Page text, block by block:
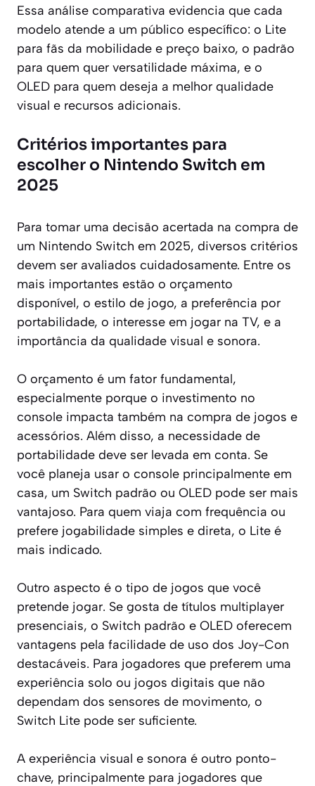
Essa análise comparativa evidencia que cada
modelo atende a um público específico: o Lite
para fãs da mobilidade e preço baixo, o padrão
para quem quer versatilidade máxima, e o
OLED para quem deseja a melhor qualidade
visual e recursos adicionais.
Critérios importantes para
escolher o Nintendo Switch em
2025
Para tomar uma decisão acertada na compra de
um Nintendo Switch em 2025, diversos critérios
devem ser avaliados cuidadosamente. Entre os
mais importantes estão o orçamento
disponível, o estilo de jogo, a preferência por
portabilidade, o interesse em jogar na TV, e a
importância da qualidade visual e sonora.
O orçamento é um fator fundamental,
especialmente porque o investimento no
console impacta também na compra de jogos e
acessórios. Além disso, a necessidade de
portabilidade deve ser levada em conta. Se
você planeja usar o console principalmente em
casa, um Switch padrão ou OLED pode ser mais
vantajoso. Para quem viaja com frequência ou
prefere jogabilidade simples e direta, o Lite é
mais indicado.
Outro aspecto é o tipo de jogos que você
pretende jogar. Se gosta de títulos multiplayer
presenciais, o Switch padrão e OLED oferecem
vantagens pela facilidade de uso dos Joy-Con
destacáveis. Para jogadores que preferem uma
experiência solo ou jogos digitais que não
dependam dos sensores de movimento, o
Switch Lite pode ser suficiente.
A experiência visual e sonora é outro ponto-
chave, principalmente para jogadores que